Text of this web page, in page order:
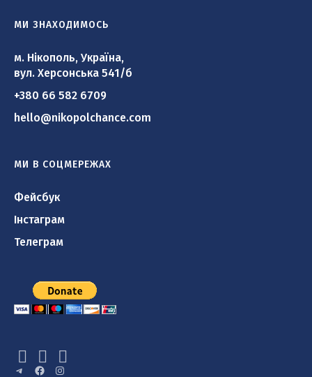
МИ ЗНАХОДИМОСЬ
м. Нікополь, Україна,
вул. Херсонська 541/б
+380 66 582 6709
hello@nikopolchance.com
МИ В СОЦМЕРЕЖАХ
Фейсбук
Інстаграм
Телеграм
Telegram Facebook Instagram